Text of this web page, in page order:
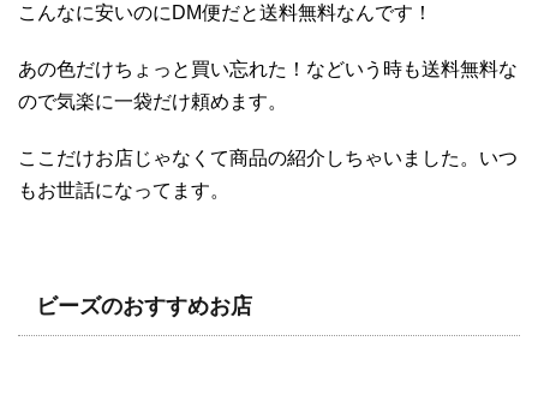
こんなに安いのにDM便だと送料無料なんです！
あの色だけちょっと買い忘れた！などいう時も送料無料な
ので気楽に一袋だけ頼めます。
ここだけお店じゃなくて商品の紹介しちゃいました。いつ
もお世話になってます。
ビーズのおすすめお店